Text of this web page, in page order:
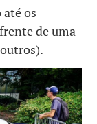
os
de uma